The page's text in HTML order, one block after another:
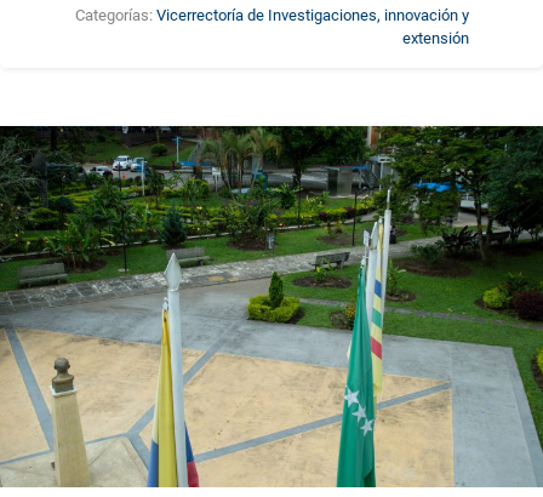
Categorías:Vicerrectoría de Investigaciones, innovación y
extensión